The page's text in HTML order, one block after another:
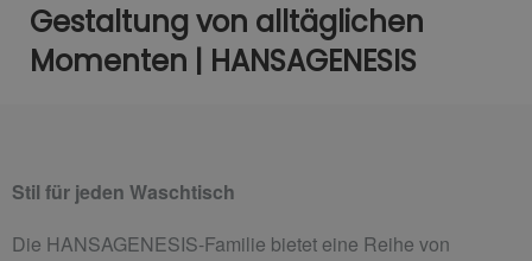
Gestaltung von alltäglichen
Momenten | HANSAGENESIS
Stil für jeden Waschtisch
Die HANSAGENESIS-Familie bietet eine Reihe von